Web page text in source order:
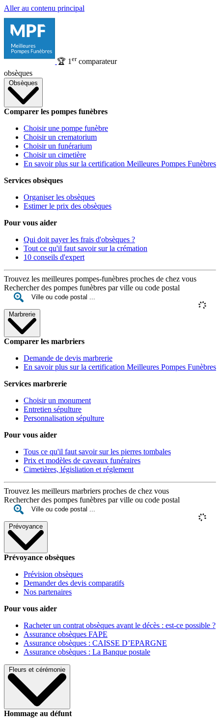
Aller au contenu principal
🏆 1 ercomparateur
obsèques
Obsèques
Comparer les pompes funèbres
Choisir une pompe funèbre
Choisir un crematorium
Choisir un funérarium
Choisir un cimetière
En savoir plus sur la certification Meilleures Pompes Funèbres
Services obsèques
Organiser les obsèques
Estimer le prix des obsèques
Pour vous aider
Qui doit payer les frais d'obsèques ?
Tout ce qu'il faut savoir sur la crémation
10 conseils d'expert
Trouvez les meilleures pompes-funèbres proches de chez vous
Rechercher des pompes funèbres par ville ou code postal
Marbrerie
Comparer les marbriers
Demande de devis marbrerie
En savoir plus sur la certification Meilleures Pompes Funèbres
Services marbrerie
Choisir un monument
Entretien sépulture
Personnalisation sépulture
Pour vous aider
Tous ce qu'il faut savoir sur les pierres tombales
Prix et modèles de caveaux funéraires
Cimetières, législiation et réglement
Trouvez les meilleurs marbriers proches de chez vous
Rechercher des pompes funèbres par ville ou code postal
Prévoyance
Prévoyance obsèques
Prévision obsèques
Demander des devis comparatifs
Nos partenaires
Pour vous aider
Racheter un contrat obsèques avant le décès : est-ce possible ?
Assurance obsèques FAPE
Assurance obsèques : CAISSE D’EPARGNE
Assurance obsèques : La Banque postale
Fleurs et cérémonie
Hommage au défunt